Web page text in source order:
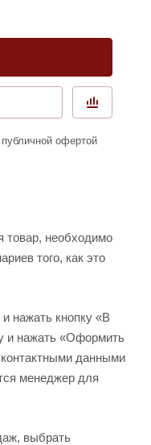
офертой
товар, необходимо
того, как это
нажать кнопку «В
и нажать «Оформить
данными
менеджер для
выбрать